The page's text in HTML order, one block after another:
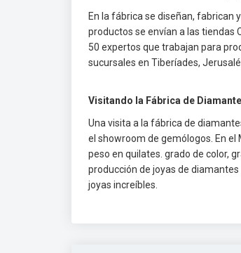
En la fábrica se diseñan, fabrican
productos se envían a las tiendas
50 expertos que trabajan para
sucursales en Tiberíades,
Visitando la Fábrica de
Una visita a la fábrica de
el showroom de gemólogos. En
peso en quilates. grado de color,
producción de joyas de
joyas increíbles.